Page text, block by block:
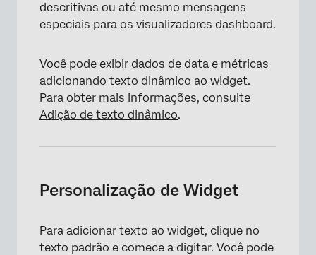
descritivas ou até mesmo mensagens
especiais para os visualizadores dashboard.
Você pode exibir dados de data e métricas
adicionando texto dinâmico ao widget.
Para obter mais informações, consulte
Adição de texto dinâmico.
Personalização de Widget
Para adicionar texto ao widget, clique no
texto padrão e comece a digitar. Você pode